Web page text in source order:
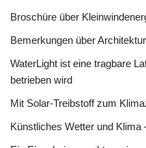
Broschüre über
Bemerkungen über Architektur
WaterLight ist eine tragbare
betrieben wird
Mit Solar-Treibstoff zum
Künstliches Wetter und Klima